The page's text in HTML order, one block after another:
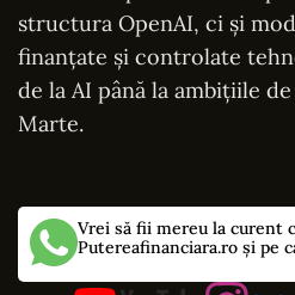
structura OpenAI, ci și
finanțate și controlate
de la AI până la ambițiile
Marte.
Vrei să fii mereu la curent
Putereafinanciara.ro și pe